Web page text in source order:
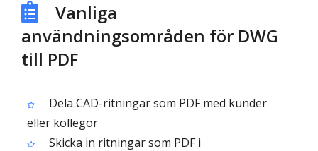
Vanliga
användningsområden för DWG
till PDF
Dela CAD-ritningar som PDF med kunder
eller kollegor
Skicka in ritningar som PDF i